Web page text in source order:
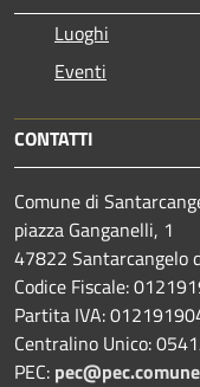
Luoghi
Eventi
CONTATTI
Comune di
piazza Ganganelli, 1
47822 Santarcangelo
Codice Fiscale:
Partita IVA:
Centralino Unico:
PEC: